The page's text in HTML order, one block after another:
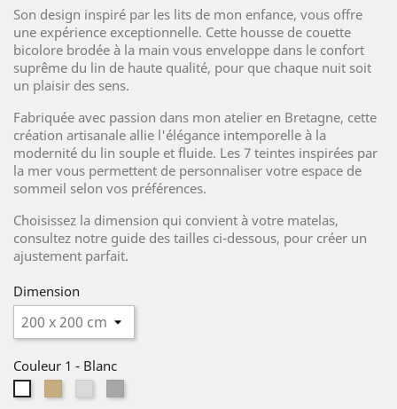
Son design inspiré par les lits de mon enfance, vous offre
une expérience exceptionnelle. Cette housse de couette
bicolore brodée à la main vous enveloppe dans le confort
suprême du lin de haute qualité, pour que chaque nuit soit
un plaisir des sens.
Fabriquée avec passion dans mon atelier en Bretagne, cette
création artisanale allie l'élégance intemporelle à la
modernité du lin souple et fluide. Les 7 teintes inspirées par
la mer vous permettent de personnaliser votre espace de
sommeil selon vos préférences.
Choisissez la dimension qui convient à votre matelas,
consultez notre guide des tailles ci-dessous, pour créer un
ajustement parfait.
Dimension
Couleur 1 - Blanc